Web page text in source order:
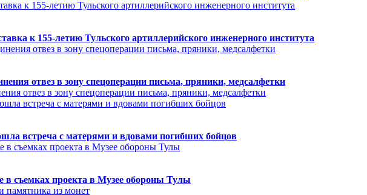
к 155-летию Тульского артиллерийского инженерного института
отвез в зону спецоперации письма, пряники, медсалфетки
отвез в зону спецоперации письма, пряники, медсалфетки
встреча с матерями и вдовами погибших бойцов
съемках проекта в Музее обороны Тулы